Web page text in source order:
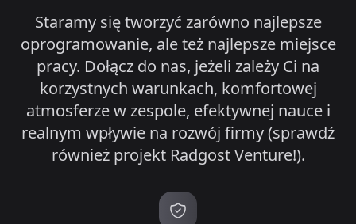
Staramy się tworzyć zarówno najlepsze
oprogramowanie, ale też najlepsze miejsce
pracy. Dołącz do nas, jeżeli zależy Ci na
korzystnych warunkach, komfortowej
atmosferze w zespole, efektywnej nauce i
realnym wpływie na rozwój firmy (sprawdź
również projekt Radgost Venture!).